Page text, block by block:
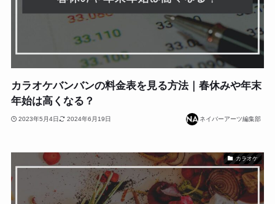
カラオケバンバンの料金表を見る方法｜春休みや年末
年始は高くなる？
2023年5月4日 2024年6月19日 ネイバーアーツ編集部
カラオケ